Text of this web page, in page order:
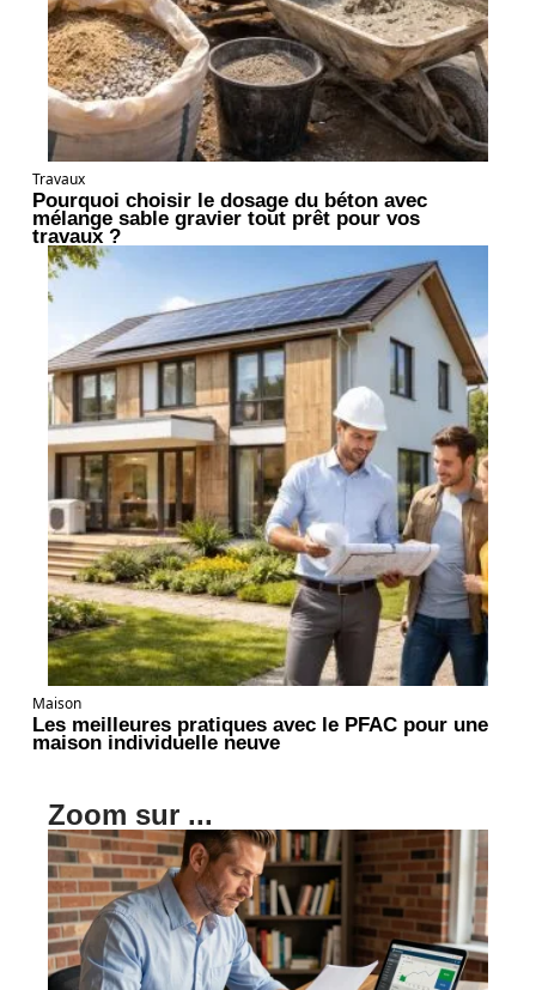
Travaux
Pourquoi choisir le dosage du béton avec
mélange sable gravier tout prêt pour vos
travaux ?
Maison
Les meilleures pratiques avec le PFAC pour une
maison individuelle neuve
Zoom sur ...